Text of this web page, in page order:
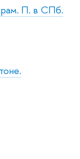
П. в СПб.